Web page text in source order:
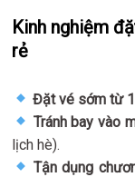
Kinh nghiệm
rẻ
Đặt vé sớm từ
Tránh bay vào
lịch hè).
Tận dụng